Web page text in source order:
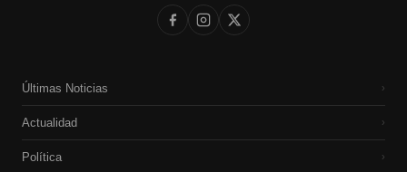
Últimas Noticias ›
Actualidad ›
Política ›